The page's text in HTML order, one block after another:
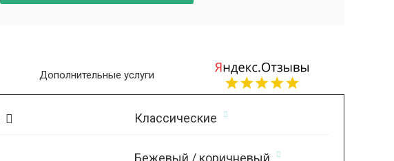
Классические
Бежевый / коричневый
Дополнительные услуги